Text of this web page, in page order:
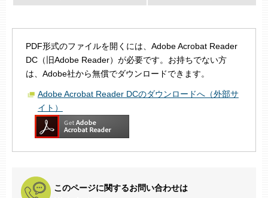
PDF形式のファイルを開くには、Adobe Acrobat Reader
DC（旧Adobe Reader）が必要です。お持ちでない方
は、Adobe社から無償でダウンロードできます。
Adobe Acrobat Reader DCのダウンロードへ（外部サ
イト）
このページに関するお問い合わせは